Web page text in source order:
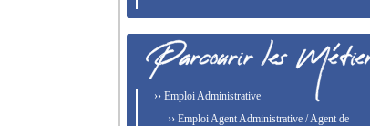
›› Emploi Administrative
›› Emploi Agent Administrative / Agent de